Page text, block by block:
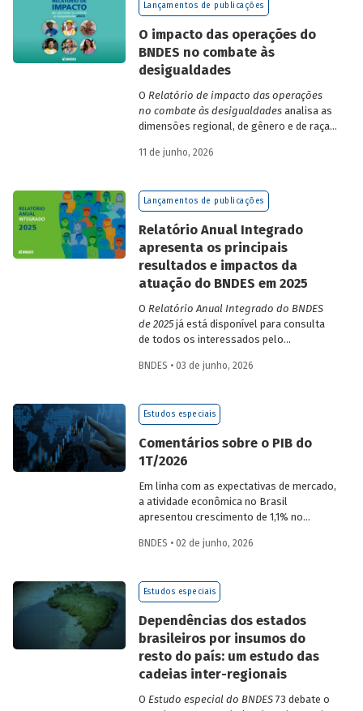
dimensões: lucratividade, solvência,
Lançamentos de publicações
O impacto das operações do
BNDES no combate às
desigualdades
O Relatório de impacto das operações
no combate às desigualdadesanalisa as
dimensões regional, de gênero e de raça,
desigualdade de renda no Brasil, no
BNDES.
11 de junho, 2026
Lançamentos de publicações
Relatório Anual Integrado
apresenta os principais
resultados e impactos da
atuação do BNDES em 2025
O Relatório Anual Integrado do BNDES
de 2025já está disponível para consulta
de todos os interessados pelo
sua prestação de contas. O documento
principais resultados, os impactos de sua
atuação no ano, e mostra como o BNDES
consistente e sólida, mesmo diante de
cenários desafiadores.
BNDES • 03 de junho, 2026
Estudos especiais
Comentários sobre o PIB do
1T/2026
Em linha com as expectativas de mercado,
a atividade econômica no Brasil
apresentou crescimento de 1,1% no
imediatamente anterior, na série ajustada
detalhada e uma previsão para os
próximos meses no
BNDES • 02 de junho, 2026
Estudos especiais
Dependências dos estados
brasileiros por insumos do
resto do país: um estudo das
cadeias inter-regionais
O Estudo especial do BNDES73 debate o